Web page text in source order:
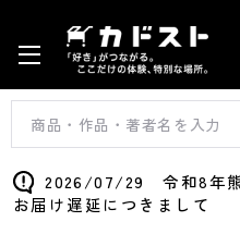
2026/07/29 令和8年熊
お届け遅延につきまして